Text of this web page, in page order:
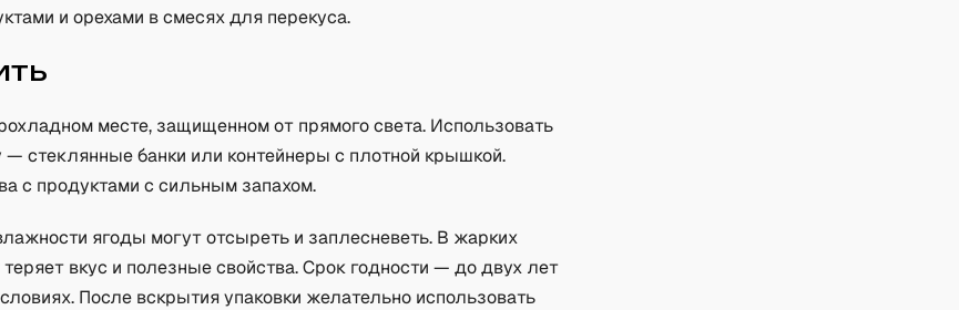
и орехами в смесях для перекуса.
месте, защищенном от прямого света. Использовать
— стеклянные банки или контейнеры с плотной крышкой.
с продуктами с сильным запахом.
ягоды могут отсыреть и заплесневеть. В жарких
вкус и полезные свойства. Срок годности — до двух лет
После вскрытия упаковки желательно использовать